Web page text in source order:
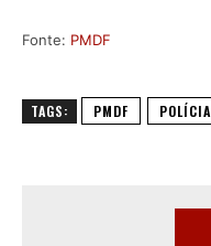
Fonte: PMDF
TAGS: PMDF POLÍCIA